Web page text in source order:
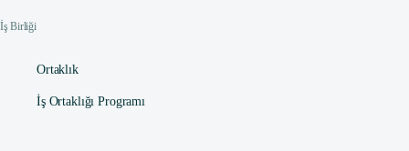
İş Birliği
Ortaklık
İş Ortaklığı Programı